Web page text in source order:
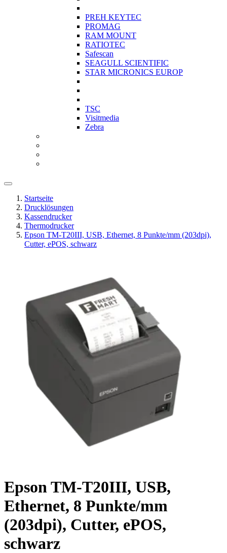
PREH KEYTEC
PROMAG
RAM MOUNT
RATIOTEC
Safescan
SEAGULL SCIENTIFIC
STAR MICRONICS EUROP
TSC
Visitmedia
Zebra
Startseite
Drucklösungen
Kassendrucker
Thermodrucker
Epson TM-T20III, USB, Ethernet, 8 Punkte/mm (203dpi),
Cutter, ePOS, schwarz
Epson TM-T20III, USB,
Ethernet, 8 Punkte/mm
(203dpi), Cutter, ePOS,
schwarz